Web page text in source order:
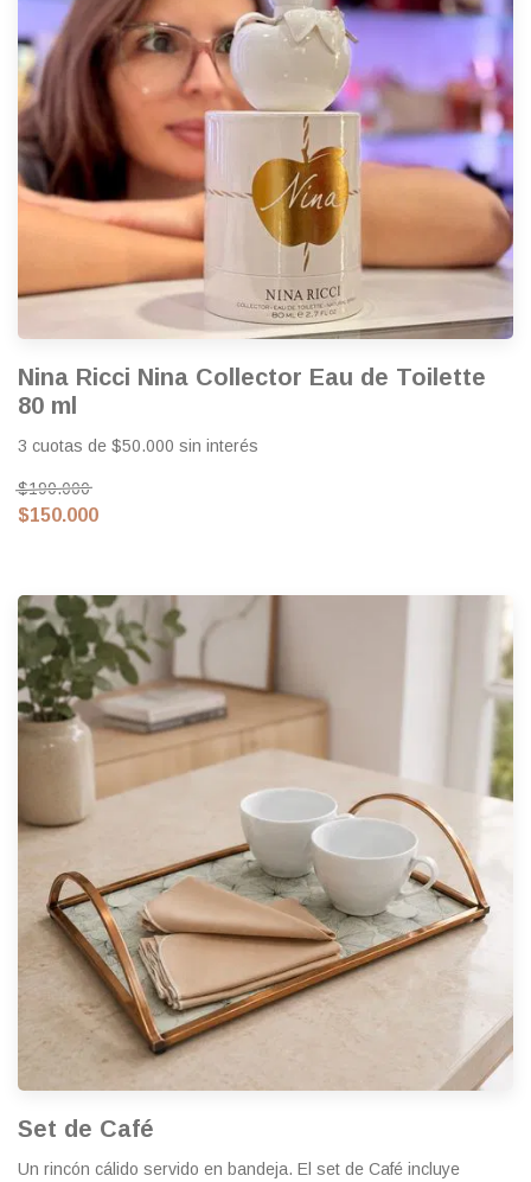
Nina Ricci Nina Collector Eau de Toilette
80 ml
3 cuotas de $50.000 sin interés
$190.000
$150.000
Set de Café
Un rincón cálido servido en bandeja. El set de Café incluye